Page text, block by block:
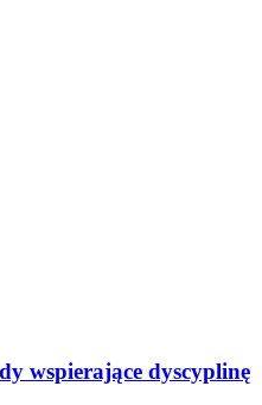
wspierające dyscyplinę